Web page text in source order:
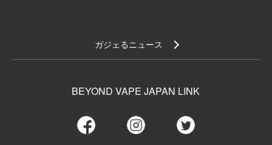
ガジェるニュース
BEYOND VAPE JAPAN LINK